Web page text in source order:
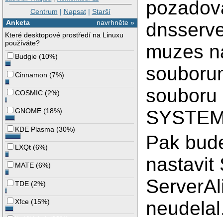
Centrum | Napsat| Starší
navrhněte »
Anketa
Které desktopové prostředí na Linuxu
používáte?
Budgie (10%)
Cinnamon (7%)
COSMIC (2%)
GNOME (18%)
KDE Plasma (30%)
LXQt (6%)
MATE (6%)
TDE (2%)
Xfce (15%)
muzes
souboru
Pak
nastavit